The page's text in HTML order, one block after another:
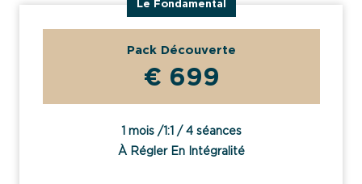
Le Fondamental
Pack Découverte
€ 699
1 mois /1:1 / 4 séances
À Régler En Intégralité